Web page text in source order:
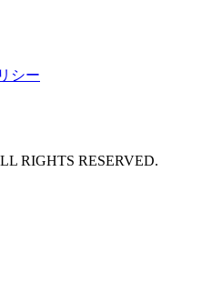
シー
RIGHTS RESERVED.